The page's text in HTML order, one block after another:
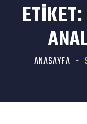
ETIKET:
ANASAYFA